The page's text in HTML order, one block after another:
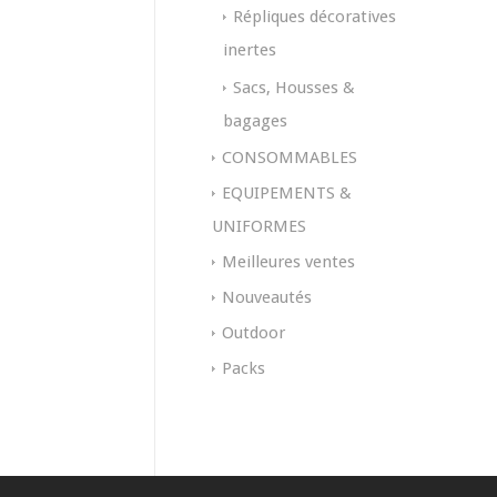
Répliques décoratives
inertes
Sacs, Housses &
bagages
CONSOMMABLES
EQUIPEMENTS &
UNIFORMES
Meilleures ventes
Nouveautés
Outdoor
Packs